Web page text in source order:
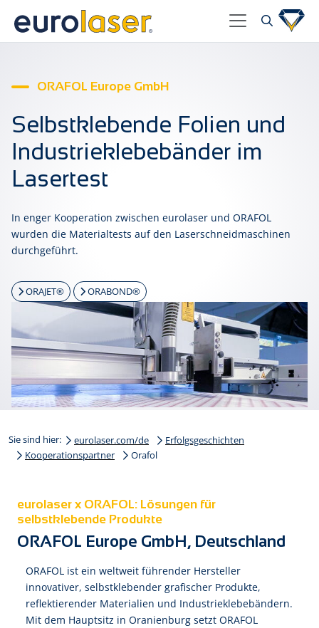
ORAFOL Europe GmbH
Selbstklebende Folien und
Industrieklebebänder im
Lasertest
In enger Kooperation zwischen eurolaser und ORAFOL
wurden die Materialtests auf den Laserschneidmaschinen
durchgeführt.
ORAJET® ORABOND®
Sie sind hier: eurolaser.com/de
Erfolgsgeschichten
Kooperationspartner
Orafol
eurolaser x ORAFOL: Lösungen für
selbstklebende Produkte
ORAFOL Europe GmbH, Deutschland
ORAFOL ist ein weltweit führender Hersteller
innovativer, selbstklebender grafischer Produkte,
reflektierender Materialien und Industrieklebebändern.
Mit dem Hauptsitz in Oranienburg setzt ORAFOL